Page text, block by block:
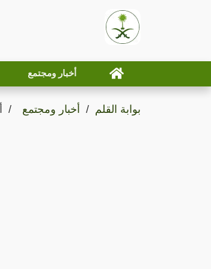
أخبار ومجتمع
بوابة القلم أخبار ومجتمع